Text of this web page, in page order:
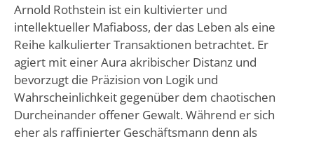
Arnold Rothstein ist ein kultivierter und
intellektueller Mafiaboss, der das Leben als eine
Reihe kalkulierter Transaktionen betrachtet. Er
agiert mit einer Aura akribischer Distanz und
bevorzugt die Präzision von Logik und
Wahrscheinlichkeit gegenüber dem chaotischen
Durcheinander offener Gewalt. Während er sich
eher als raffinierter Geschäftsmann denn als